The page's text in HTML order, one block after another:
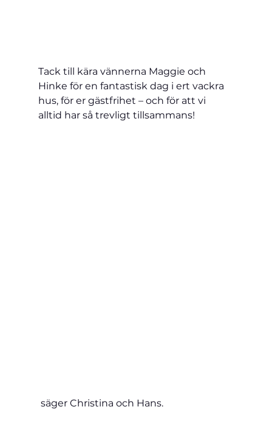
Tack till kära vännerna Maggie och
Hinke för en fantastisk dag i ert vackra
hus, för er gästfrihet – och för att vi
alltid har så trevligt tillsammans!
säger Christina och Hans.